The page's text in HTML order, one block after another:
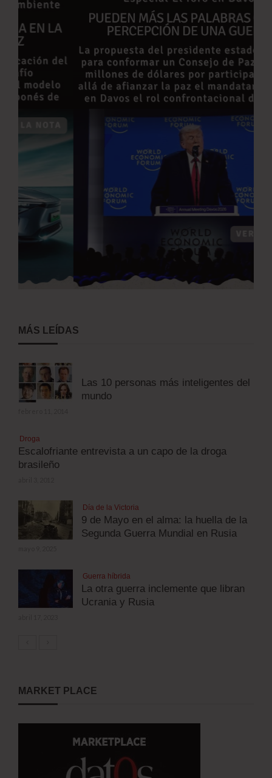
MÁS LEÍDAS
Las 10 personas más inteligentes del
mundo
Droga
Escalofriante entrevista a un capo de la droga
brasileño
Día de la Victoria
9 de Mayo en el alma: la huella de la
Segunda Guerra Mundial en Rusia
Guerra híbrida
La otra guerra inclemente que libran
Ucrania y Rusia
MARKET PLACE